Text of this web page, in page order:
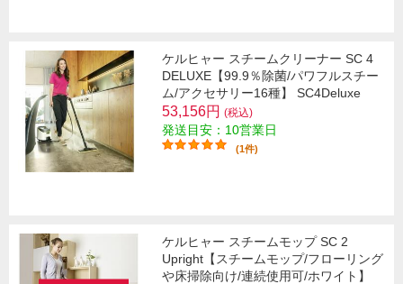
ケルヒャー スチームクリーナー SC 4
DELUXE【99.9％除菌/パワフルスチー
ム/アクセサリー16種】 SC4Deluxe
53,156円 (税込)
発送目安：10営業日
(1件)
ケルヒャー スチームモップ SC 2
Upright【スチームモップ/フローリング
や床掃除向け/連続使用可/ホワイト】